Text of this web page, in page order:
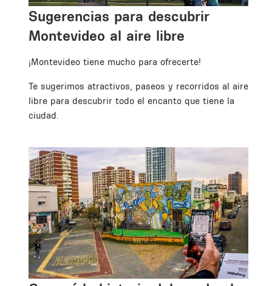
Sugerencias para descubrir
Montevideo al aire libre
¡Montevideo tiene mucho para ofrecerte!
Te sugerimos atractivos, paseos y recorridos al aire
libre para descubrir todo el encanto que tiene la
ciudad.